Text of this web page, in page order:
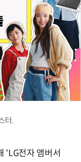
터.
'LG전자 앰버서